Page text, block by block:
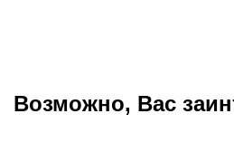
Возможно, Вас